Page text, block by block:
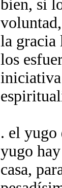
bien, si
la gracia
los
iniciativa
. el yugo
yugo
casa,